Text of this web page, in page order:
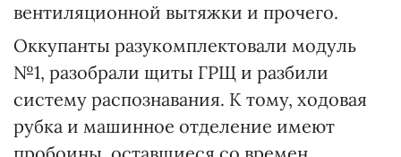
вентиляционной вытяжки и прочего.
Оккупанты разукомплектовали модуль
№1, разобрали щиты ГРЩ и разбили
систему распознавания. К тому, ходовая
рубка и машинное отделение имеют